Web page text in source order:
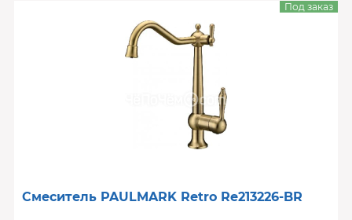
Смеситель PAULMARK Retro Re213226-BR
Под заказ